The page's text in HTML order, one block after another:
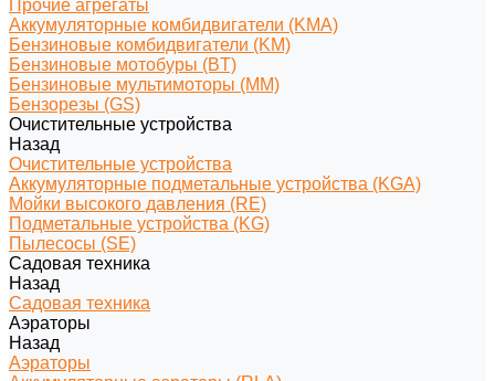
Прочие агрегаты
Аккумуляторные комбидвигатели (KMA)
Бензиновые комбидвигатели (KM)
Бензиновые мотобуры (BT)
Бензиновые мультимоторы (MM)
Бензорезы (GS)
Очистительные устройства
Назад
Очистительные устройства
Аккумуляторные подметальные устройства (KGA)
Мойки высокого давления (RE)
Подметальные устройства (KG)
Пылесосы (SE)
Садовая техника
Назад
Садовая техника
Аэраторы
Назад
Аэраторы